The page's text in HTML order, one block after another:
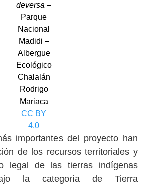
deversa –
Parque
Nacional
Madidi –
Albergue
Ecológico
Chalalán
Rodrigo
Mariaca
CC BY
4.0
importantes del proyecto han
de los recursos territoriales y
legal de las tierras indígenas
la categoría de Tierra